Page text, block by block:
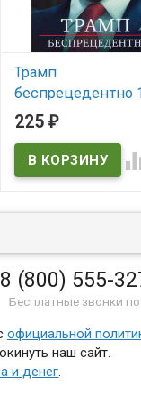
Трамп
беспрецедентно
Сезон (3 серии)
В наличии
225 ₽
8 (800) 555-
Бесплатные звонки
официальной
наш сайт.
и денег